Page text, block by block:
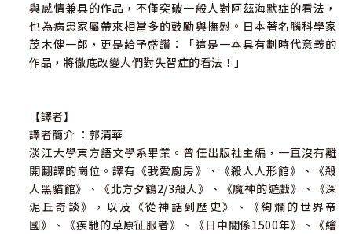
◎失智症幾乎是不治之症。作者以此書改變我們對失智症患
者的看法，也展現與失智家人可以更融洽的相處。最重要
是，別把眼光放在「他失去了什麼能力」，而是去珍惜「他
仍擁有的能力」。
失智症家人有更多的理解，以及恰當的應對方式。在無法治
療的情況下，身邊的家人「能做什麼」與病者才是最重要
的，這也是她認為最佳的處方箋。
【以一個腦科學家和女兒的身分】
陪伴媽媽在失去記憶的路上……
與感情兼具的作品，不僅突破一般人對阿茲海默症的看法，
也為病患家屬帶來相當多的鼓勵與撫慰。日本著名腦科學家
茂木健一郎，更是給予盛讚：「這是一本具有劃時代意義的
作品，將徹底改變人們對失智症的看法！」
【譯者】
譯者簡介 ：郭清華
淡江大學東方語文學系畢業。曾任出版社主編，一直沒有離
開翻譯的崗位。譯有《我愛廚房》、《殺人人形館》、《殺
人黑貓館》、《北方夕鶴2/3殺人》、《魔神的遊戲》、《深
泥丘奇談》，以及《從神話到歷史》、《絢爛的世界帝
國》、《疾馳的草原征服者》、《日中關係1500年》、《繪